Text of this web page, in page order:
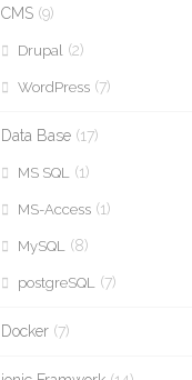
CMS (9)
Drupal (2)
WordPress (7)
Data Base (17)
MS SQL (1)
MS-Access (1)
MySQL (8)
postgreSQL (7)
Docker (7)